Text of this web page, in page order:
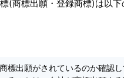
(商標出願・登録商標)は以
標出願がされているのか確認